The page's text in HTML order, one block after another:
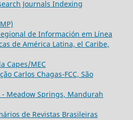
Journals Indexing
de Información em Línea
de América Latina, el Caribe,
Capes/MEC
Carlos Chagas-FCC, São
Meadow Springs, Mandurah
de Revistas Brasileiras